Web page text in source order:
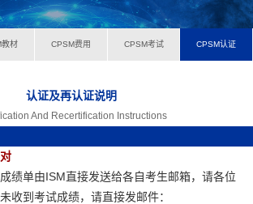
教材 CPSM费用 CPSM考试 CPSM认证
认证及再认证说明
And Recertification Instructions
绩单由ISM直接发送给各自考生邮箱，请各位
收到考试成绩，请直接发邮件：